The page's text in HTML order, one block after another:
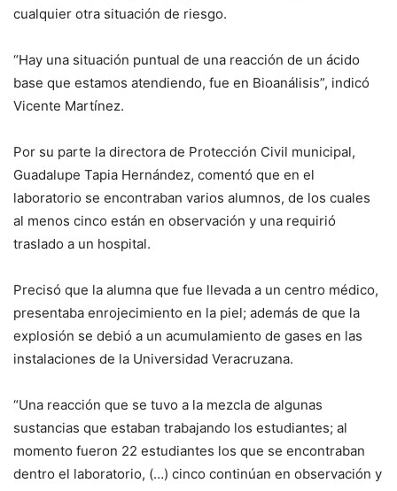
cualquier otra situación de riesgo.
“Hay una situación puntual de una reacción de un ácido
base que estamos atendiendo, fue en Bioanálisis”, indicó
Vicente Martínez.
Por su parte la directora de Protección Civil municipal,
Guadalupe Tapia Hernández, comentó que en el
laboratorio se encontraban varios alumnos, de los cuales
al menos cinco están en observación y una requirió
traslado a un hospital.
Precisó que la alumna que fue llevada a un centro médico,
presentaba enrojecimiento en la piel; además de que la
explosión se debió a un acumulamiento de gases en las
instalaciones de la Universidad Veracruzana.
“Una reacción que se tuvo a la mezcla de algunas
sustancias que estaban trabajando los estudiantes; al
momento fueron 22 estudiantes los que se encontraban
dentro el laboratorio, (…) cinco continúan en observación y